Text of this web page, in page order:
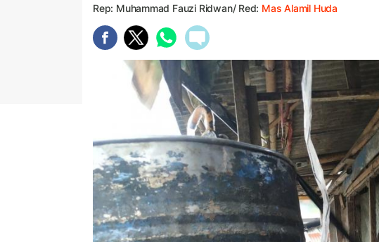
Rep: Muhammad Fauzi Ridwan/ Red: Mas Alamil Huda